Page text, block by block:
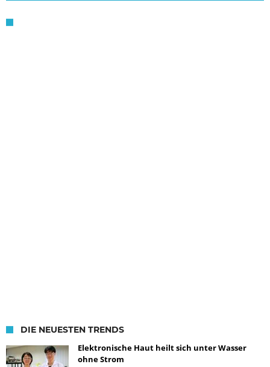
DIE NEUESTEN TRENDS
Elektronische Haut heilt sich unter Wasser
ohne Strom